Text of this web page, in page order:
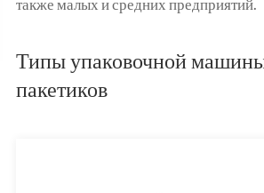
также малых и средних предприятий.
Типы упаковочной
пакетиков